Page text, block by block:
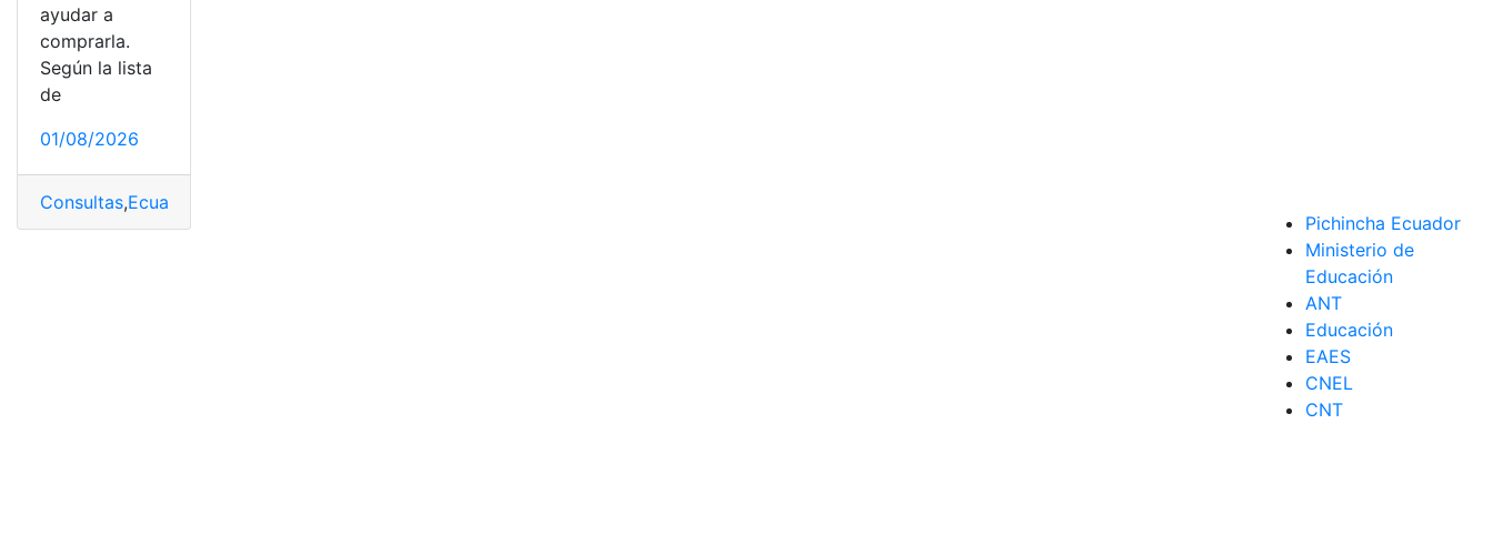
ayudar a
comprarla.
Según la lista
de
01/08/2026
Consultas,Ecuador
Pichincha Ecuador
Ministerio de
Educación
ANT
Educación
EAES
CNEL
CNT